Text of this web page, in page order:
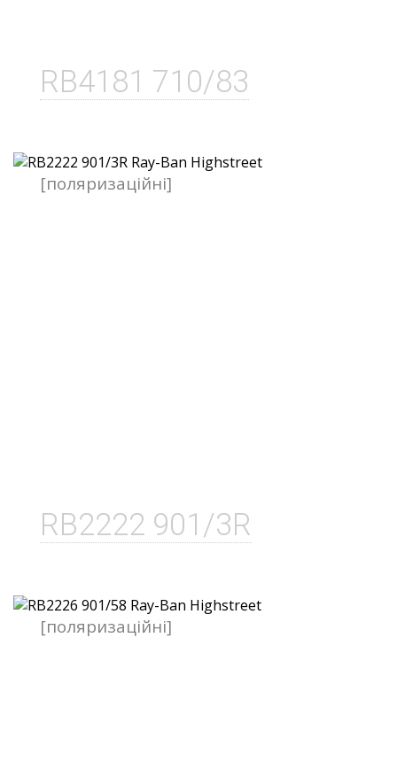
RB4181 710/83
RB2222 901/3R
[поляризаційні]
[поляризаційні]